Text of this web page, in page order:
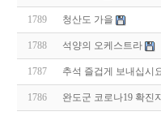
1789 청산도 가을
1788 석양의 오케스트라
1787 추석 즐겁게 보내십시
1786 완도군 코로나19 확진